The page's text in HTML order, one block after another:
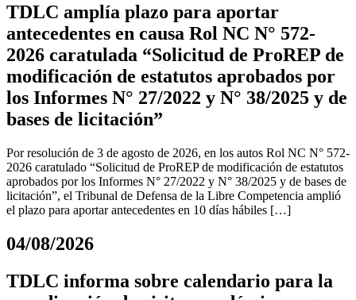
TDLC amplía plazo para aportar
antecedentes en causa Rol NC N° 572-
2026 caratulada “Solicitud de ProREP de
modificación de estatutos aprobados por
los Informes N° 27/2022 y N° 38/2025 y de
bases de licitación”
Por resolución de 3 de agosto de 2026, en los autos Rol NC N° 572-
2026 caratulado “Solicitud de ProREP de modificación de estatutos
aprobados por los Informes N° 27/2022 y N° 38/2025 y de bases de
licitación”, el Tribunal de Defensa de la Libre Competencia amplió
el plazo para aportar antecedentes en 10 días hábiles […]
04/08/2026
TDLC informa sobre calendario para la